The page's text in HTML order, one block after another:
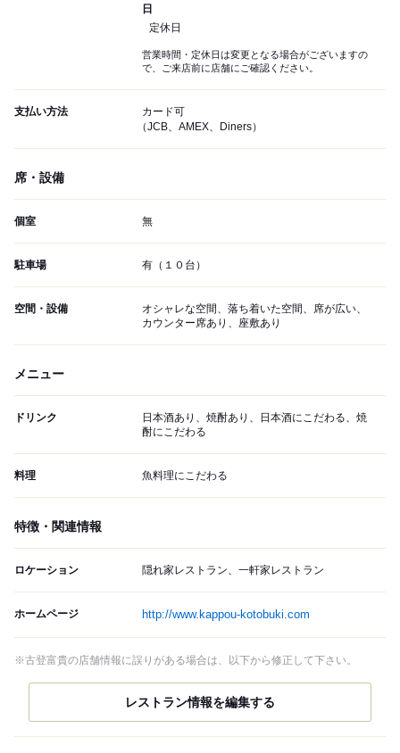
日
定休日
営業時間・定休日は変更となる場合がございますの
で、ご来店前に店舗にご確認ください。
支払い方法
カード可
（JCB、AMEX、Diners）
席・設備
個室 無
駐車場 有（１０台）
空間・設備
オシャレな空間、落ち着いた空間、席が広い、
カウンター席あり、座敷あり
メニュー
ドリンク
日本酒あり、焼酎あり、日本酒にこだわる、焼
酎にこだわる
料理 魚料理にこだわる
特徴・関連情報
ロケーション 隠れ家レストラン、一軒家レストラン
ホームページ http://www.kappou-kotobuki.com
※古登富貴の店舗情報に誤りがある場合は、以下から修正して下さい。